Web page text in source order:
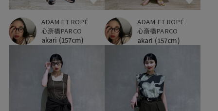
ADAM ET ROPÉ
心斎橋PARCO
akari (157cm)
ADAM ET ROPÉ
心斎橋PARCO
akari (157cm)